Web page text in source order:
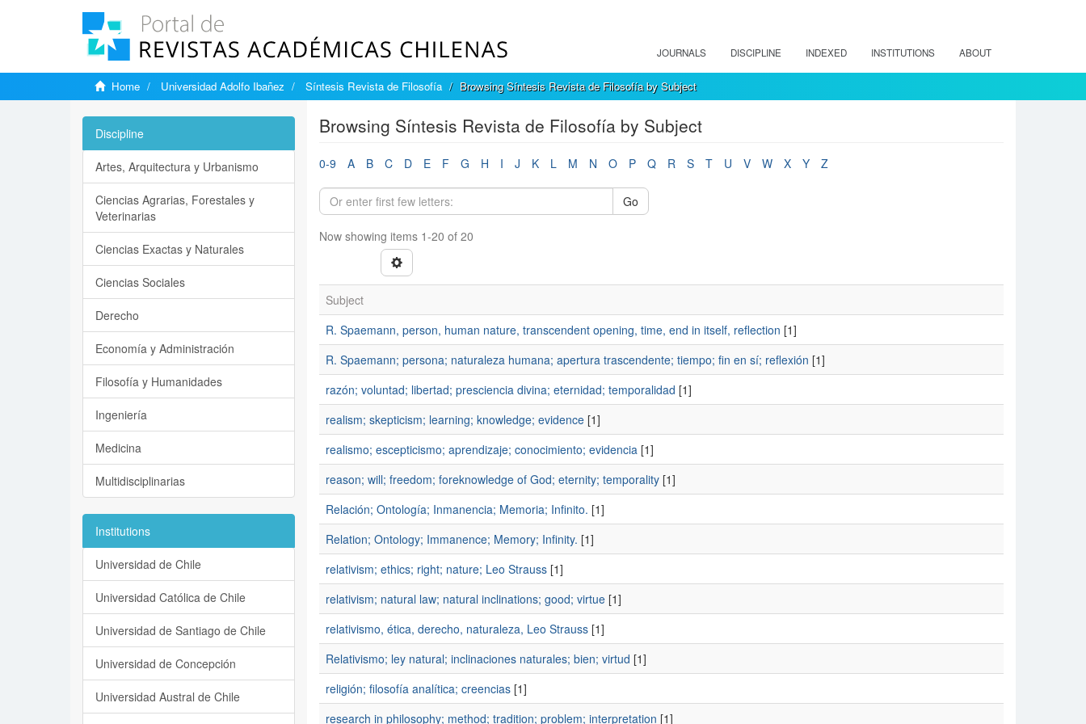
JOURNALS DISCIPLINE INDEXED INSTITUTIONS ABOUT
Home Universidad Adolfo Ibañez Síntesis Revista de Filosofía Browsing Síntesis Revista de Filosofía by Subject
Browsing Síntesis Revista de Filosofía by Subject
0-9 A B C D E F G H I J K L M N O P Q R S T U V W X Y Z
Go
Now showing items 1-20 of 20
Subject
R. Spaemann, person, human nature, transcendent opening, time, end in itself, reflection [1]
R. Spaemann; persona; naturaleza humana; apertura trascendente; tiempo; fin en sí; reflexión [1]
razón; voluntad; libertad; presciencia divina; eternidad; temporalidad [1]
realism; skepticism; learning; knowledge; evidence[1]
realismo; escepticismo; aprendizaje; conocimiento; evidencia[1]
reason; will; freedom; foreknowledge of God; eternity; temporality[1]
Relación; Ontología; Inmanencia; Memoria; Infinito. [1]
Relation; Ontology; Immanence; Memory; Infinity. [1]
relativism; ethics; right; nature; Leo Strauss[1]
relativism; natural law; natural inclinations; good; virtue[1]
relativismo, ética, derecho, naturaleza, Leo Strauss[1]
Relativismo; ley natural; inclinaciones naturales; bien; virtud [1]
religión; filosofía analítica; creencias[1]
research in philosophy; method; tradition; problem; interpretation [1]
Discipline
Artes, Arquitectura y Urbanismo
Ciencias Agrarias, Forestales y
Veterinarias
Ciencias Exactas y Naturales
Ciencias Sociales
Derecho
Economía y Administración
Filosofía y Humanidades
Ingeniería
Medicina
Multidisciplinarias
Institutions
Universidad de Chile
Universidad Católica de Chile
Universidad de Santiago de Chile
Universidad de Concepción
Universidad Austral de Chile